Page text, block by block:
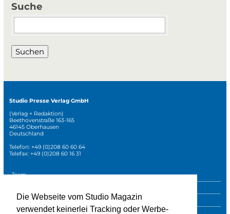
Die Webseite vom Studio Magazin
verwendet keinerlei Tracking oder Werbe-
Suche
Suchbegriffe
Suchen
Studio Presse Verlag GmbH
(Verlag + Redaktion)
Beethovenstraße 163-165
46145 Oberhausen
Deutschland
Telefon: +49 (0)208 60 60 64
Telefax: +49 (0)208 60 16 31
Navigation
Team
Sonderpublikationen